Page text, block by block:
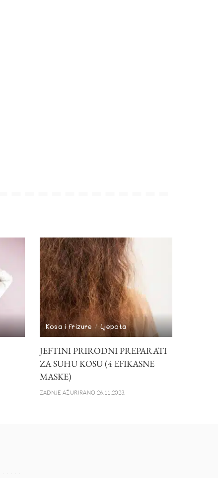
Kosa i frizure Ljepota
JEFTINI PRIRODNI PREPARATI
ZA SUHU KOSU (4 EFIKASNE
MASKE)
ZADNJE AŽURIRANO 26.11.2023.